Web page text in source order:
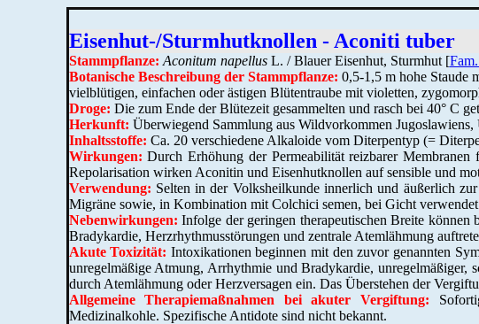
Eisenhut-/Sturmhutknollen - Aconiti tuber
Stammpflanze: Aconitum napellusL. / Blauer Eisenhut, Sturmhut [
Botanische Beschreibung der Stammpflanze: 0,5-1,5 m hohe Staude
vielblütigen, einfachen oder ästigen Blütentraube mit violetten,
Droge: Die zum Ende der Blütezeit gesammelten und rasch bei 40° C
Herkunft: Überwiegend Sammlung aus Wildvorkommen
Inhaltsstoffe: Ca. 20 verschiedene Alkaloide vom Diterpentyp (=
Wirkungen: Durch Erhöhung der Permeabilität reizbarer
Repolarisation wirken Aconitin und Eisenhutknollen auf sensible und
Verwendung: Selten in der Volksheilkunde innerlich und äußerlich
Migräne sowie, in Kombination mit Colchici semen, bei Gicht
Nebenwirkungen: Infolge der geringen therapeutischen Breite
Bradykardie, Herzrhythmusstörungen und zentrale Atemlähmung
Akute Toxizität: Intoxikationen beginnen mit den zuvor genannten
unregelmäßige Atmung, Arrhythmie und Bradykardie, unregelmäßiger,
durch Atemlähmung oder Herzversagen ein. Das Überstehen der
Allgemeine Therapiemaßnahmen bei akuter Vergiftung:
Medizinalkohle. Spezifische Antidote sind nicht bekannt.